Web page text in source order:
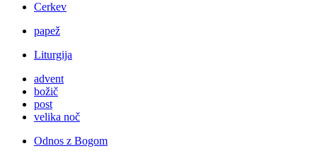
Cerkev
papež
Liturgija
advent
božič
post
velika noč
Odnos z Bogom